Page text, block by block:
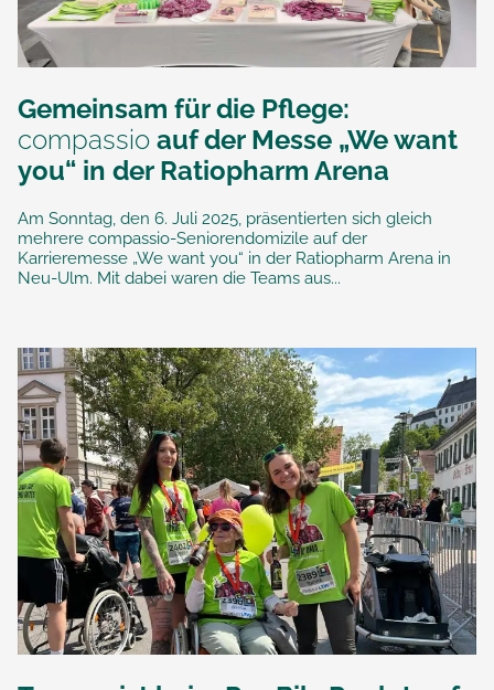
Gemeinsam für die Pflege:
compassio auf der Messe „We want
you“ in der Ratiopharm Arena
Am Sonntag, den 6. Juli 2025, präsentierten sich gleich
mehrere compassio-Seniorendomizile auf der
Karrieremesse „We want you“ in der Ratiopharm Arena in
Neu-Ulm. Mit dabei waren die Teams aus...